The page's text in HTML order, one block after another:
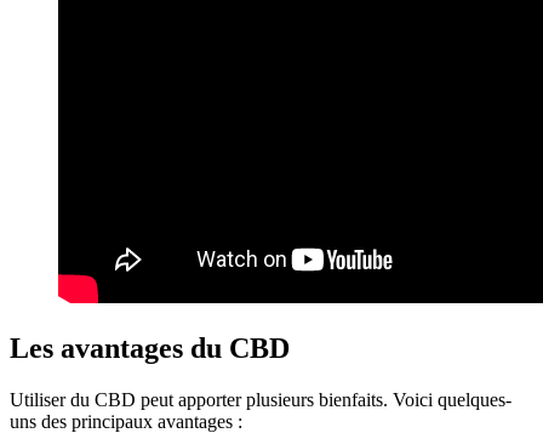
Les avantages du CBD
Utiliser du CBD peut apporter plusieurs bienfaits. Voici quelques-
uns des principaux avantages :